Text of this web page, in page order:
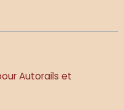
Autorails et